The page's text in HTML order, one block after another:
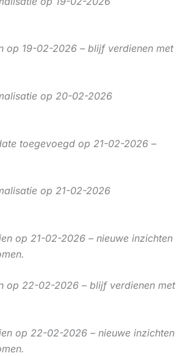
op 19-02-2026 – blijf verdienen met
op 20-02-2026
toegevoegd op 21-02-2026 –
op 21-02-2026
op 21-02-2026 – nieuwe inzichten
op 22-02-2026 – blijf verdienen met
op 22-02-2026 – nieuwe inzichten